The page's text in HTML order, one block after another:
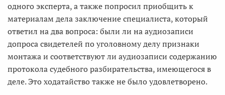
одного эксперта, а также попросил приобщить к
материалам дела заключение специалиста, который
ответил на два вопроса: были ли на аудиозаписи
допроса свидетелей по уголовному делу признаки
монтажа и соответствуют ли аудиозаписи содержанию
протокола судебного разбирательства, имеющегося в
деле. Это ходатайство также не было удовлетворено.